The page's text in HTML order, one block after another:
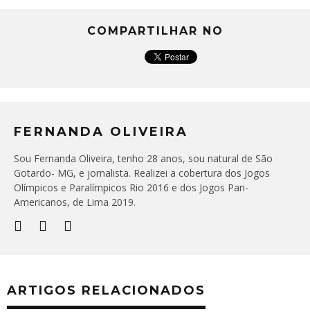
COMPARTILHAR NO
FERNANDA OLIVEIRA
Sou Fernanda Oliveira, tenho 28 anos, sou natural de São
Gotardo- MG, e jornalista. Realizei a cobertura dos Jogos
Olímpicos e Paralímpicos Rio 2016 e dos Jogos Pan-
Americanos, de Lima 2019.
ARTIGOS RELACIONADOS